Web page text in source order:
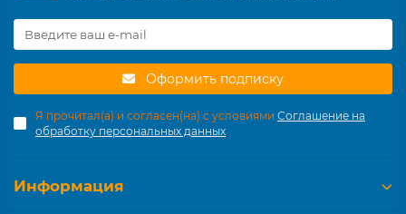
Оформить подписку
Я прочитал(а) и согласен(на) с условиями Соглашение на
обработку персональных данных
Информация